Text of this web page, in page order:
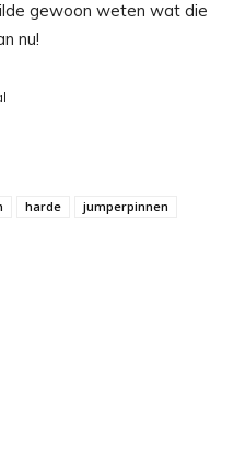
gewoon weten wat die
nu!
harde
jumperpinnen